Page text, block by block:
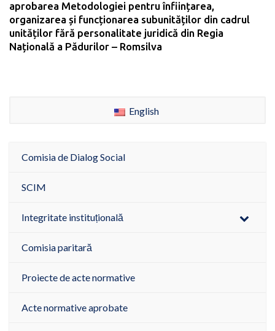
aprobarea Metodologiei pentru înființarea,
organizarea și funcționarea subunităților din cadrul
unităților fără personalitate juridică din Regia
Națională a Pădurilor – Romsilva
English
Comisia de Dialog Social
SCIM
Integritate instituțională
Comisia paritară
Proiecte de acte normative
Acte normative aprobate